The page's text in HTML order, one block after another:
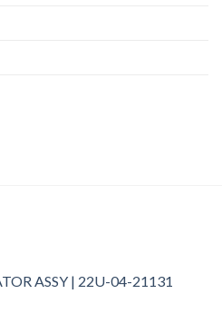
ASSY | 22U-04-21131